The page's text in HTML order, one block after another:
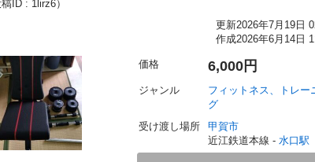
稿ID : 1lirz6）
更新2026年7月19日
作成2026年6月14日
価格 6,000円
ジャンル
フィットネス、トレー
グ
受け渡し場所
甲賀市
近江鉄道本線 - 水口駅